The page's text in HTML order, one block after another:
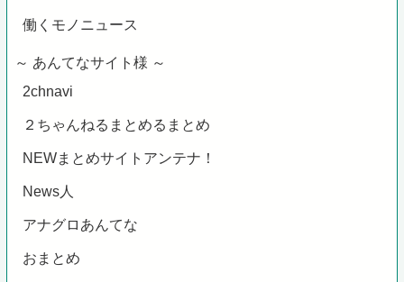
働くモノニュース
～ あんてなサイト様 ～
2chnavi
２ちゃんねるまとめるまとめ
NEWまとめサイトアンテナ！
News人
アナグロあんてな
おまとめ